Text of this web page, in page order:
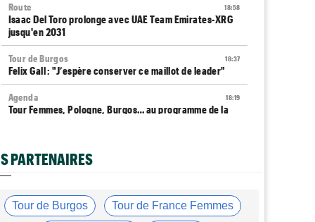
18:58
Route
Isaac Del Toro prolonge avec UAE Team Emirates-XRG
jusqu'en 2031
18:37
Tour de Burgos
Felix Gall : "J’espère conserver ce maillot de leader"
18:19
Agenda
Tour Femmes, Pologne, Burgos… au programme de la
Kim Le Court remporte la 6e étape ! Cédrine Kerbaol 2e
Une portion de la 7e étape sera interdite au public
PARTENAIRES
Tour de Burgos Tour de France Femmes